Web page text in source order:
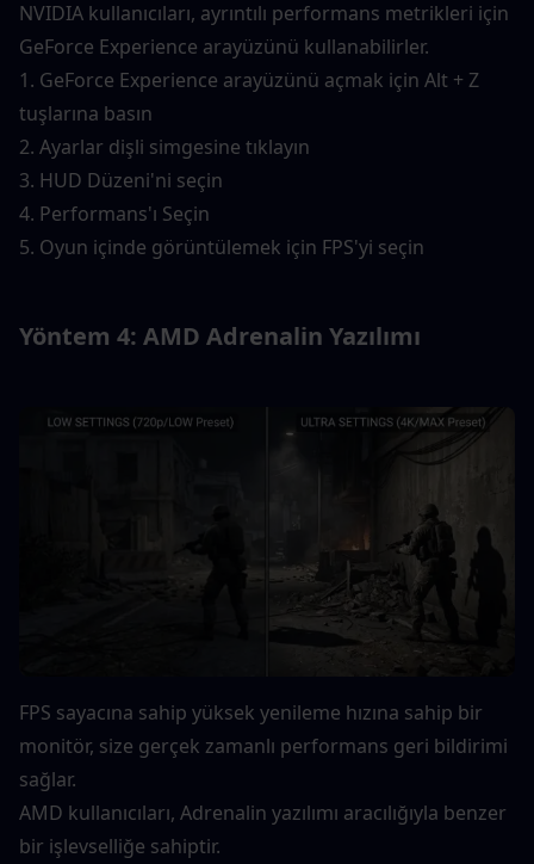
NVIDIA kullanıcıları, ayrıntılı performans metrikleri için
GeForce Experience arayüzünü kullanabilirler.
1. GeForce Experience arayüzünü açmak için Alt + Z
tuşlarına basın
2. Ayarlar dişli simgesine tıklayın
3. HUD Düzeni'ni seçin
4. Performans'ı Seçin
5. Oyun içinde görüntülemek için FPS'yi seçin
Yöntem 4: AMD Adrenalin Yazılımı
FPS sayacına sahip yüksek yenileme hızına sahip bir
monitör, size gerçek zamanlı performans geri bildirimi
sağlar.
AMD kullanıcıları, Adrenalin yazılımı aracılığıyla benzer
bir işlevselliğe sahiptir.